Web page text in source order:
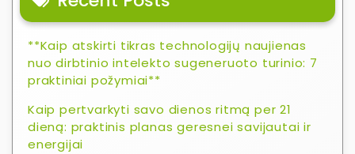
**Kaip atskirti tikras technologijų naujienas
nuo dirbtinio intelekto sugeneruoto turinio: 7
praktiniai požymiai**
Kaip pertvarkyti savo dienos ritmą per 21
dieną: praktinis planas geresnei savijautai ir
energijai